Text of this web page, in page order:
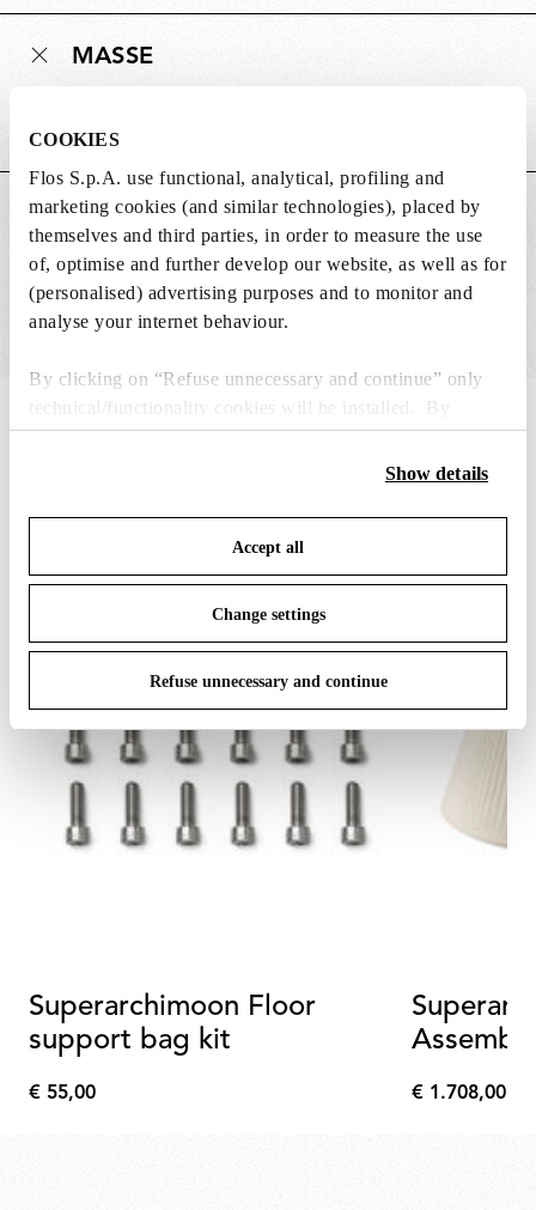
COOKIES
Flos S.p.A. use functional, analytical, profiling and
marketing cookies (and similar technologies), placed by
themselves and third parties, in order to measure the use
of, optimise and further develop our website, as well as for
(personalised) advertising purposes and to monitor and
analyse your internet behaviour.
By clicking on “Refuse unnecessary and continue” only
technical/functionality cookies will be installed. By
clicking on “Accept all” you consent to the use of all the
cookies. By clicking on “Change settings” you can accept
save your choices. You can modify your options anytime.
To know more refer to ourCookie Policy
Show details
Accept all
Change settings
Refuse unnecessary and continue
MASSE
HAUPTMERKMALE
Superarchimoon Floor
support bag kit
€
€ 55,00
Assembly
€
€ 1.708,00